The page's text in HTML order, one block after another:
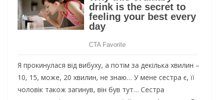
Я прокинулася від вибуху, а потім за декілька хвилин –
10, 15, може, 20 хвилин, не знаю… У мене сестра є, її
чоловік також загинув, він був тут… Сестра